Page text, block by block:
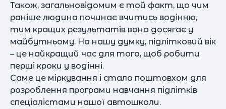
Також, загальновідомим є той факт, що чим
раніше людина починає вчитись водінню,
тим кращих результатів вона досягає у
майбутньому. На нашу думку, підлітковий вік
– це найкращий час для того, щоб робити
перші кроки у водінні.
Саме це міркування і стало поштовхом для
розроблення програми навчання підлітків
спеціалістами нашої автошколи.